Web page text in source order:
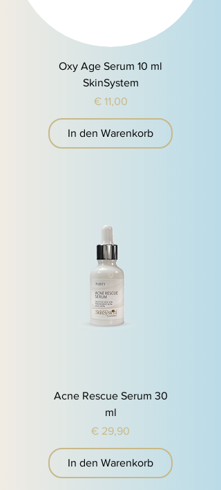
Oxy Age Serum 10 ml
SkinSystem
Preis
€ 11,00
In den Warenkorb
Acne Rescue Serum 30
ml
Preis
€ 29,90
In den Warenkorb